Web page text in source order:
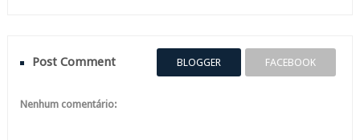
Post Comment BLOGGER FACEBOOK
Nenhum comentário: